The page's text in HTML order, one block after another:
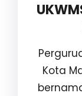
Kota